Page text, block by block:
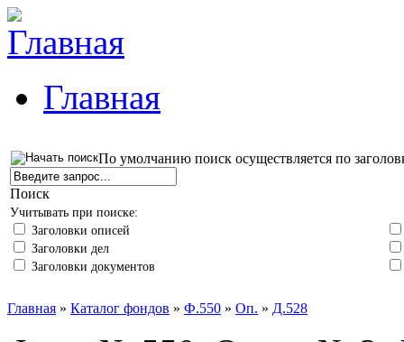
Главная
По умолчанию поиск осуществляется по
Поиск
Учитывать при поиске:
Заголовки описей
Заголовки дел
Заголовки документов
Главная » Каталог фондов » Ф.550 » Оп. » Д.528